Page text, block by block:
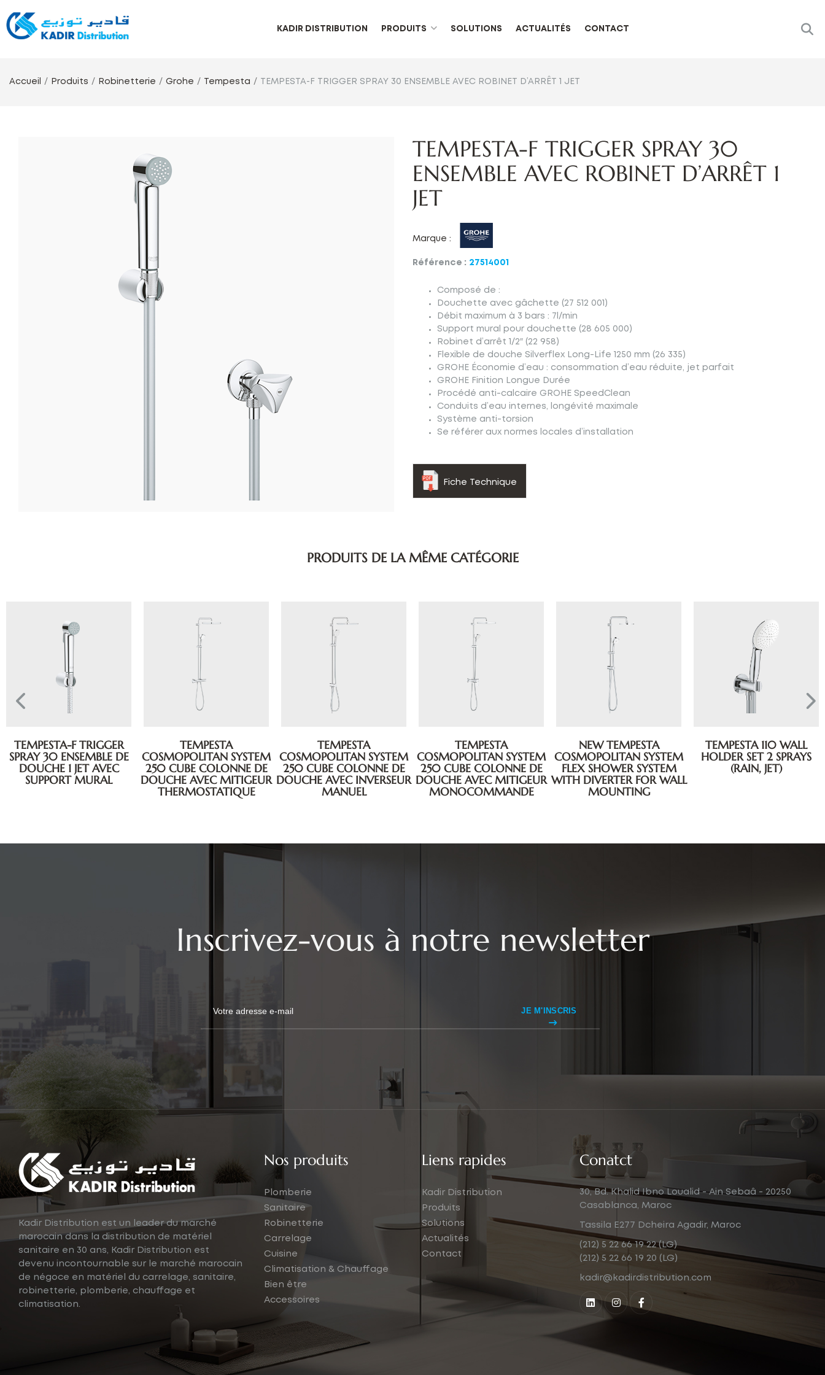
KADIR DISTRIBUTION PRODUITS SOLUTIONS ACTUALITÉS CONTACT
Accueil Produits Robinetterie Grohe Tempesta TEMPESTA-F TRIGGER SPRAY 30 ENSEMBLE AVEC ROBINET D’ARRÊT 1 JET
TEMPESTA-F TRIGGER SPRAY 30
ENSEMBLE AVEC ROBINET D’ARRÊT 1
JET
Marque :
Référence : 27514001
Composé de :
Douchette avec gâchette (27 512 001)
Débit maximum à 3 bars : 7l/min
Support mural pour douchette (28 605 000)
Robinet d’arrêt 1/2″ (22 958)
Flexible de douche Silverflex Long-Life 1250 mm (26 335)
GROHE Économie d’eau : consommation d’eau réduite, jet parfait
GROHE Finition Longue Durée
Procédé anti-calcaire GROHE SpeedClean
Conduits d’eau internes, longévité maximale
Système anti-torsion
Se référer aux normes locales d’installation
Fiche Technique
PRODUITS DE LA MÊME CATÉGORIE
TEMPESTA
COSMOPOLITAN SYSTEM
250 CUBE COLONNE DE
DOUCHE AVEC MITIGEUR
TEMPESTA
COSMOPOLITAN SYSTEM
250 CUBE COLONNE DE
DOUCHE AVEC INVERSEUR
MANUEL
TEMPESTA
COSMOPOLITAN SYSTEM
250 CUBE COLONNE DE
DOUCHE AVEC MITIGEUR
MONOCOMMANDE
NEW TEMPESTA
COSMOPOLITAN SYSTEM
FLEX SHOWER SYSTEM
WITH DIVERTER FOR WALL
MOUNTING
TEMPESTA 110 WALL
HOLDER SET 2 SPRAYS
(RAIN, JET)
TEMPESTA 110 ENSEMBLE
DE DOUCHE 2 JETS AVEC
SUPPORT MURAL
Inscrivez-vous à notre newsletter
JE M'INSCRIS
Kadir Distribution est un leader du marché
marocain dans la distribution de matériel
sanitaire en 30 ans, Kadir Distribution est
devenu incontournable sur le marché marocain
de négoce en matériel du carrelage, sanitaire,
robinetterie, plomberie, chauffage et
climatisation.
Nos produits
Plomberie
Sanitaire
Robinetterie
Carrelage
Cuisine
Climatisation & Chauffage
Bien être
Accessoires
Liens rapides
Kadir Distribution
Produits
Solutions
Actualités
Contact
Conatct
30, Bd. Khalid Ibno Loualid - Ain Sebaâ - 20250
Casablanca, Maroc
Tassila E277 Dcheira Agadir, Maroc
(212) 5 22 66 19 22 (LG)
(212) 5 22 66 19 20 (LG)
kadir@kadirdistribution.com